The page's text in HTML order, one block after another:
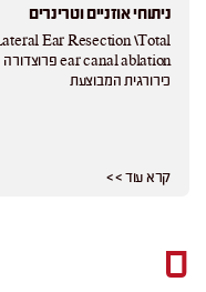
ניתוחי אוזניים וטרינרים
Ear Resection \Total
ear canal ablation פרוצדורה
כירורגית המבוצעת
קרא עוד > >
ס